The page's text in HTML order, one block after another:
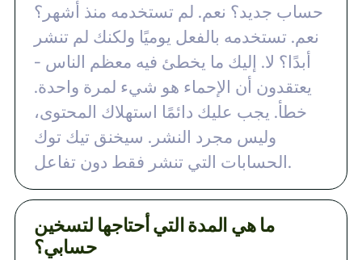
حساب جديد؟ نعم. لم تستخدمه منذ أشهر؟
نعم. تستخدمه بالفعل يوميًا ولكنك لم تنشر
أبدًا؟ لا. إليك ما يخطئ فيه معظم الناس -
يعتقدون أن الإحماء هو شيء لمرة واحدة.
خطأ. يجب عليك دائمًا استهلاك المحتوى،
وليس مجرد النشر. سيخنق تيك توك
الحسابات التي تنشر فقط دون تفاعل.
ما هي المدة التي أحتاجها لتسخين
حسابي؟